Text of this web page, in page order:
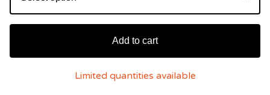
Add to cart
Limited quantities available